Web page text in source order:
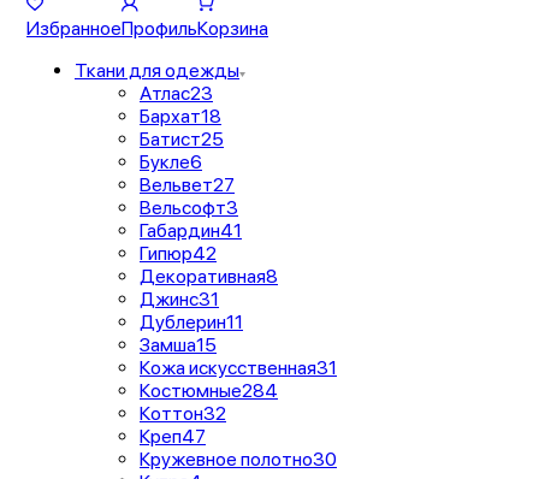
ИзбранноеПрофильКорзина
Ткани для одежды
Атлас23
Бархат18
Батист25
Букле6
Вельвет27
Вельсофт3
Габардин41
Гипюр42
Декоративная8
Джинс31
Дублерин11
Замша15
Кожа искусственная31
Костюмные284
Коттон32
Креп47
Кружевное полотно30